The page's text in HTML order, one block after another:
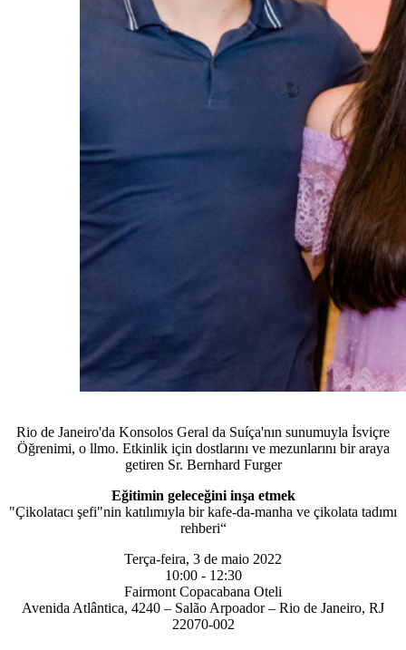
Rio de Janeiro'da Konsolos Geral da Suíça'nın sunumuyla İsviçre
Öğrenimi, o llmo. Etkinlik için dostlarını ve mezunlarını bir araya
getiren Sr. Bernhard Furger
Eğitimin geleceğini inşa etmek
"Çikolatacı şefi"nin katılımıyla bir kafe-da-manha ve çikolata tadımı
rehberi“
Terça-feira, 3 de maio 2022
10:00 - 12:30
Fairmont Copacabana Oteli
Avenida Atlântica, 4240 – Salão Arpoador – Rio de Janeiro, RJ
22070-002